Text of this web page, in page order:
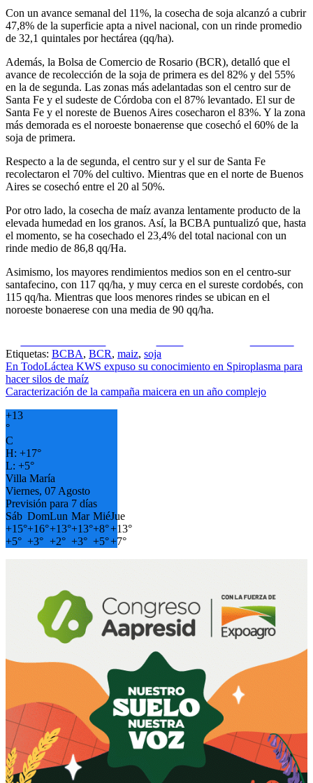
Con un avance semanal del 11%, la cosecha de soja alcanzó a cubrir
47,8% de la superficie apta a nivel nacional, con un rinde promedio
de 32,1 quintales por hectárea (qq/ha).
Además, la Bolsa de Comercio de Rosario (BCR), detalló que el
avance de recolección de la soja de primera es del 82% y del 55%
en la de segunda. Las zonas más adelantadas son el centro sur de
Santa Fe y el sudeste de Córdoba con el 87% levantado. El sur de
Santa Fe y el noreste de Buenos Aires cosecharon el 83%. Y la zona
más demorada es el noroeste bonaerense que cosechó el 60% de la
soja de primera.
Respecto a la de segunda, el centro sur y el sur de Santa Fe
recolectaron el 70% del cultivo. Mientras que en el norte de Buenos
Aires se cosechó entre el 20 al 50%.
Por otro lado, la cosecha de maíz avanza lentamente producto de la
elevada humedad en los granos. Así, la BCBA puntualizó que, hasta
el momento, se ha cosechado el 23,4% del total nacional con un
rinde medio de 86,8 qq/Ha.
Asimismo, los mayores rendimientos medios son en el centro-sur
santafecino, con 117 qq/ha, y muy cerca en el sureste cordobés, con
115 qq/ha. Mientras que loos menores rindes se ubican en el
noroeste bonaerese con una media de 90 qq/ha.
Etiquetas: BCBA, BCR, maiz, soja
Navegación
de
entradas
En TodoLáctea KWS expuso su conocimiento en Spiroplasma para
hacer silos de maíz
Caracterización de la campaña maicera en un año complejo
+13
°
C
H: +17°
L: +5°
Villa María
Viernes, 07 Agosto
Previsión para 7 días
Sáb DomLun Mar MiéJue
+15°+16°+13°+13°+8°+13°
+5° +3° +2° +3° +5°+7°